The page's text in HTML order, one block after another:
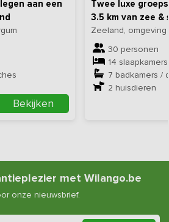
aan een
Bekijken
Twee luxe
3.5 km van zee &
Zeeland, omgeving
30 personen
14 slaapkamers
7 badkamers /
2 huisdieren
met Wilango.be
onze nieuwsbrief.